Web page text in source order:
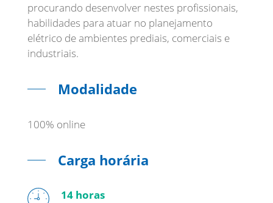
procurando desenvolver nestes profissionais,
habilidades para atuar no planejamento
elétrico de ambientes prediais, comerciais e
Modalidade
100% online
Carga horária
14 horas